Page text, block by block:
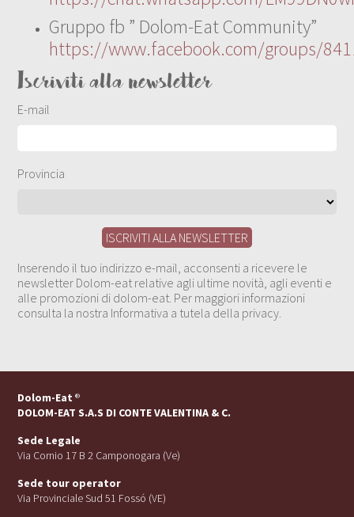
Gruppo fb ” Dolom-Eat Community”
https://www.facebook.com/groups/
Iscriviti alla newsletter
E-mail
Provincia
Inserendo il tuo indirizzo e-mail, acconsenti a ricevere le
newsletter Dolom-eat relative agli ultime novità, agli eventi e
alle promozioni di dolom-eat. Per maggiori informazioni
consulta la nostra Informativa a tutela della privacy.
Dolom-Eat ®
DOLOM-EAT S.A.S DI CONTE VALENTINA & C.
Sede Legale
Via Cornio 17 B 2 Camponogara (Ve)
Sede tour operator
Via Provinciale Sud 51 Fossó (VE)